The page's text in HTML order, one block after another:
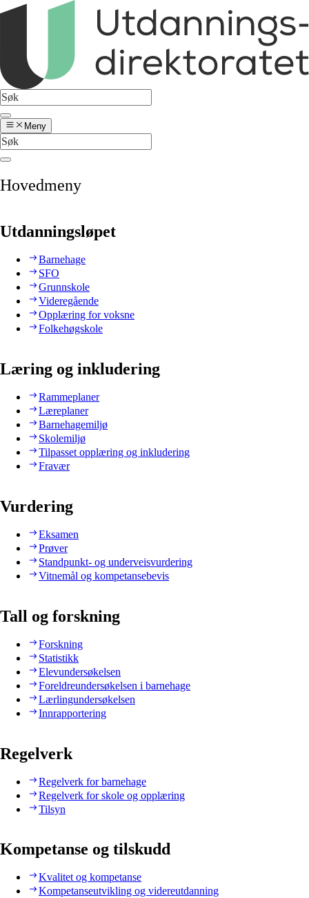
Meny
Hovedmeny
Utdanningsløpet
Barnehage
SFO
Grunnskole
Videregående
Opplæring for voksne
Folkehøgskole
Læring og inkludering
Rammeplaner
Læreplaner
Barnehagemiljø
Skolemiljø
Tilpasset opplæring og inkludering
Fravær
Vurdering
Eksamen
Prøver
Standpunkt- og underveisvurdering
Vitnemål og kompetansebevis
Tall og forskning
Forskning
Statistikk
Elevundersøkelsen
Foreldreundersøkelsen i barnehage
Lærlingundersøkelsen
Innrapportering
Regelverk
Regelverk for barnehage
Regelverk for skole og opplæring
Tilsyn
Kompetanse og tilskudd
Kvalitet og kompetanse
Kompetanseutvikling og videreutdanning